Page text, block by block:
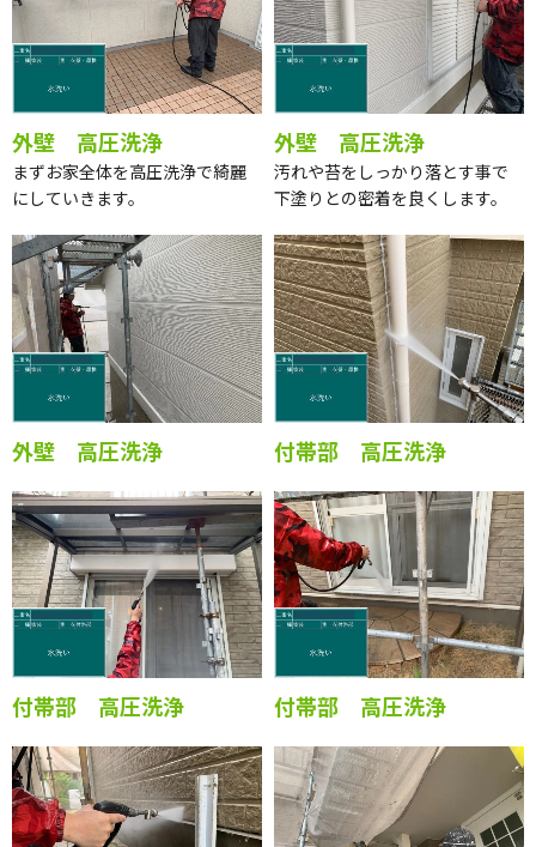
外壁 高圧洗浄
まずお家全体を高圧洗浄で綺麗
にしていきます。
外壁 高圧洗浄
汚れや苔をしっかり落とす事で
下塗りとの密着を良くします。
外壁 高圧洗浄 付帯部 高圧洗浄
付帯部 高圧洗浄 付帯部 高圧洗浄